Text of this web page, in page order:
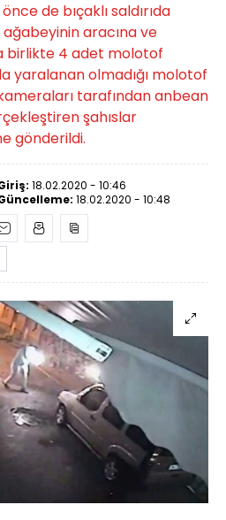
de bıçaklı saldırıda
aracına ve
birlikte 4 adet molotof
yaralanan olmadığı molotof
tarafından anbean
şahıslar
gönderildi.
18.02.2020 - 10:46
18.02.2020 - 10:48